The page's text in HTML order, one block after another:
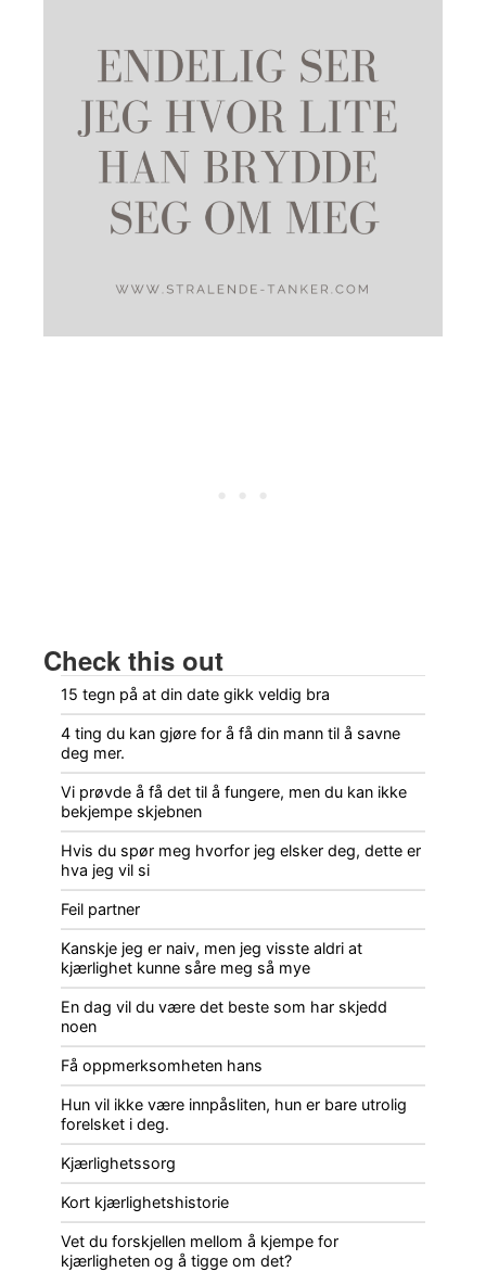
Check this out
15 tegn på at din date gikk veldig bra
4 ting du kan gjøre for å få din mann til å savne
deg mer.
Vi prøvde å få det til å fungere, men du kan ikke
bekjempe skjebnen
Hvis du spør meg hvorfor jeg elsker deg, dette er
hva jeg vil si
Feil partner
Kanskje jeg er naiv, men jeg visste aldri at
kjærlighet kunne såre meg så mye
En dag vil du være det beste som har skjedd
noen
Få oppmerksomheten hans
Hun vil ikke være innpåsliten, hun er bare utrolig
forelsket i deg.
Kjærlighetssorg
Kort kjærlighetshistorie
Vet du forskjellen mellom å kjempe for
kjærligheten og å tigge om det?